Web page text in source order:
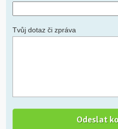
Tvůj dotaz či zpráva